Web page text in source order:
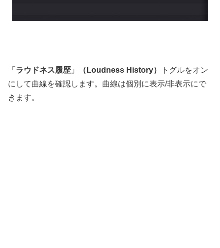
「ラウドネス履歴」（Loudness History）
トグルをオン
にして曲線を確認します。曲線は個別に表示/非表示にで
きます。